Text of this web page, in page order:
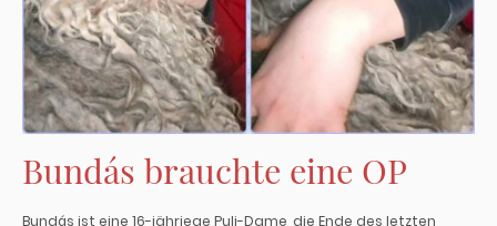
Bundás brauchte eine OP
Bundás ist eine 16-jähriege Puli-Dame, die Ende des letzten